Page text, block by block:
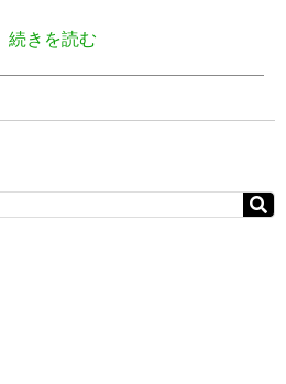
続きを読む